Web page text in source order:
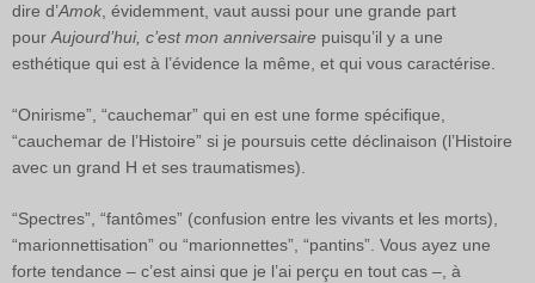
dire d’Amok , évidemment, vaut aussi pour une grande part
pour Aujourd’hui, c’est mon anniversaire puisqu’il y a une
esthétique qui est à l’évidence la même, et qui vous caractérise.
“Onirisme”, “cauchemar” qui en est une forme spécifique,
“cauchemar de l’Histoire” si je poursuis cette déclinaison (l’Histoire
avec un grand H et ses traumatismes).
“Spectres”, “fantômes” (confusion entre les vivants et les morts),
“marionnettisation” ou “marionnettes”, “pantins”. Vous ayez une
forte tendance – c’est ainsi que je l’ai perçu en tout cas –, à